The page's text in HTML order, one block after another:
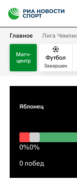
Главное Лига
Матч-
центр
Футбол
Завершен
Яблонец
0%0%
0 побед